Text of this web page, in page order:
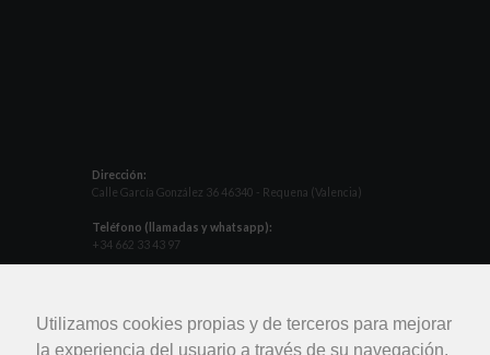
Utilizamos cookies propias y de terceros para mejorar
la experiencia del usuario a través de su navegación.
Dirección:
Calle García González 36 46340 - Requena (Valencia)
Teléfono (llamadas y whatsapp):
+34 662 33 43 97